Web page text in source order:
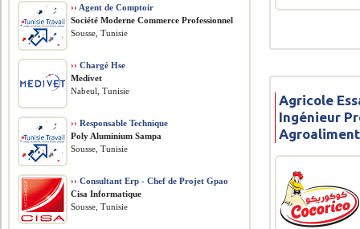
Agricole
Ingénieur
›› Agent de Comptoir
Société Moderne Commerce Professionnel
Sousse, Tunisie
›› Chargé Hse
Medivet
Nabeul, Tunisie
›› Responsable Technique
Poly Aluminium Sampa
Sousse, Tunisie
›› Consultant Erp - Chef de Projet Gpao
Cisa Informatique
Sousse, Tunisie